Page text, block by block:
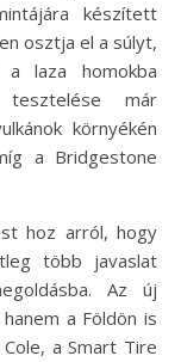
készített
osztja el a súlyt,
laza homokba
tesztelése már
környékén
a Bridgestone
hoz arról, hogy
több javaslat
Az új
a Földön is
a Smart Tire